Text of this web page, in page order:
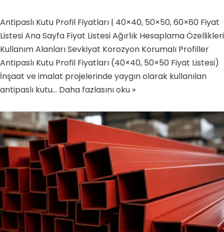
Antipaslı Kutu Profil Fiyatları | 40×40, 50×50, 60×60 Fiyat
Listesi Ana Sayfa Fiyat Listesi Ağırlık Hesaplama Özellikleri
Kullanım Alanları Sevkiyat Korozyon Korumalı Profiller
Antipaslı Kutu Profil Fiyatları (40×40, 50×50 Fiyat Listesi)
İnşaat ve imalat projelerinde yaygın olarak kullanılan
antipaslı kutu… Daha fazlasını oku »